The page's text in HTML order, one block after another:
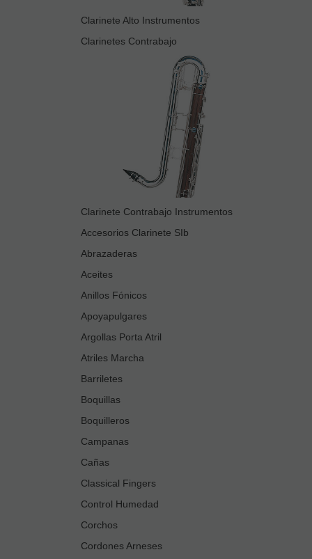
Clarinete Alto Instrumentos
Clarinetes Contrabajo
Clarinete Contrabajo Instrumentos
Accesorios Clarinete SIb
Abrazaderas
Aceites
Anillos Fónicos
Apoyapulgares
Argollas Porta Atril
Atriles Marcha
Barriletes
Boquillas
Boquilleros
Campanas
Cañas
Classical Fingers
Control Humedad
Corchos
Cordones Arneses